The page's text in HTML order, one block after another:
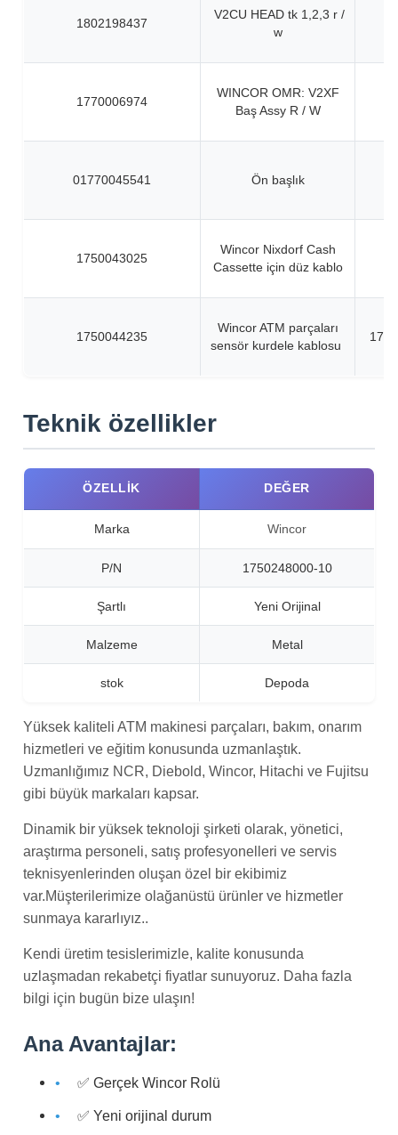
1802198437
V2CU HEAD tk 1,2,3 r /
w
1770006974
WINCOR OMR: V2XF
Baş Assy R / W
01770045541 Ön başlık
1750043025
Wincor Nixdorf Cash
Cassette için düz kablo
1750044235
Wincor ATM parçaları
sensör kurdele kablosu
Teknik özellikler
ÖZELLIK DEĞER
Marka Wincor
P/N 1750248000-10
Şartlı Yeni Orijinal
Malzeme Metal
stok Depoda
Yüksek kaliteli ATM makinesi parçaları, bakım, onarım
hizmetleri ve eğitim konusunda uzmanlaştık.
Uzmanlığımız NCR, Diebold, Wincor, Hitachi ve Fujitsu
gibi büyük markaları kapsar.
Dinamik bir yüksek teknoloji şirketi olarak, yönetici,
araştırma personeli, satış profesyonelleri ve servis
teknisyenlerinden oluşan özel bir ekibimiz
var.Müşterilerimize olağanüstü ürünler ve hizmetler
sunmaya kararlıyız..
Kendi üretim tesislerimizle, kalite konusunda
uzlaşmadan rekabetçi fiyatlar sunuyoruz. Daha fazla
bilgi için bugün bize ulaşın!
Ana Avantajlar:
✅ Gerçek Wincor Rolü
✅ Yeni orijinal durum